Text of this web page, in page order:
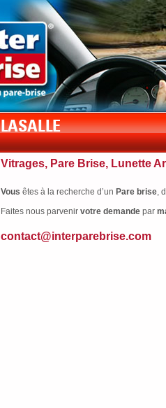
Vitrages, Pare Brise, Lunette
Vous êtes à la recherche d’un Pare brise,
Faites nous parvenir votre demande par
contact@interparebrise.com